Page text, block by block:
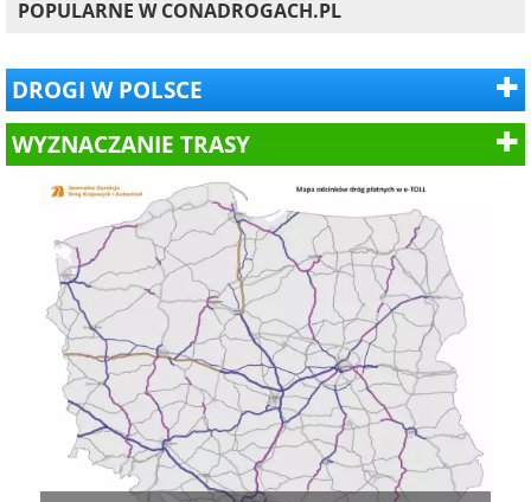
POPULARNE W CONADROGACH.PL
DROGI W POLSCE
WYZNACZANIE TRASY